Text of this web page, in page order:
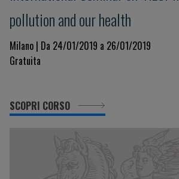
pollution and our health
Milano | Da 24/01/2019 a 26/01/2019
Gratuita
SCOPRI CORSO